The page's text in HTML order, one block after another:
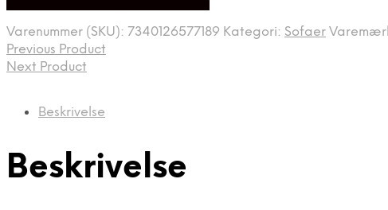
Varenummer (SKU): 7340126577189 Kategori: Sofaer
Previous Product
Next Product
Beskrivelse
Beskrivelse